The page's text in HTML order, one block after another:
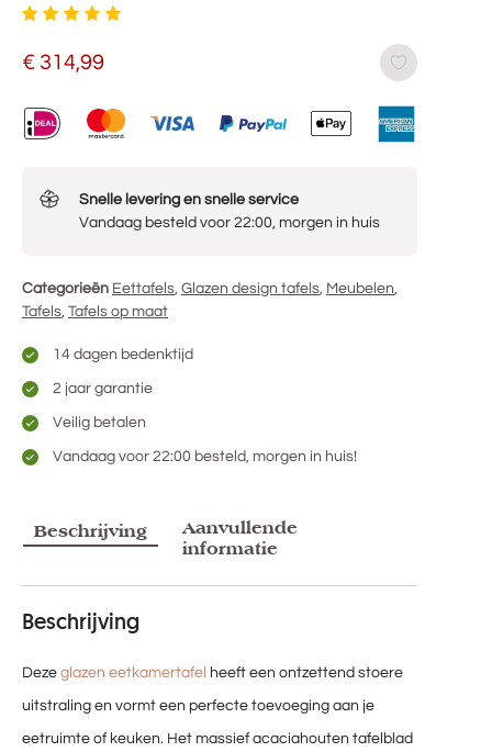
€ 314,99
Snelle levering en snelle service
Vandaag besteld voor 22:00, morgen in huis
Categorieën Eettafels Glazen design tafels Meubelen
Tafels Tafels op maat
14 dagen bedenktijd
2 jaar garantie
Veilig betalen
Vandaag voor 22:00 besteld, morgen in huis!
Beschrijving
Aanvullende
informatie
Beschrijving
Deze glazen eetkamertafel heeft een ontzettend stoere
uitstraling en vormt een perfecte toevoeging aan je
eetruimte of keuken. Het massief acaciahouten tafelblad